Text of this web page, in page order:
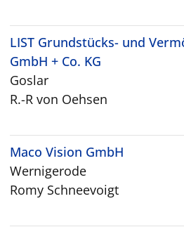
LIST Grundstücks- und
GmbH + Co. KG
Goslar
R.-R von Oehsen
Maco Vision GmbH
Wernigerode
Romy Schneevoigt